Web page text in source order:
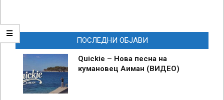
ПОСЛЕДНИ ОБЈАВИ
Quickie – Нова песна на
кумановец Аиман (ВИДЕО)